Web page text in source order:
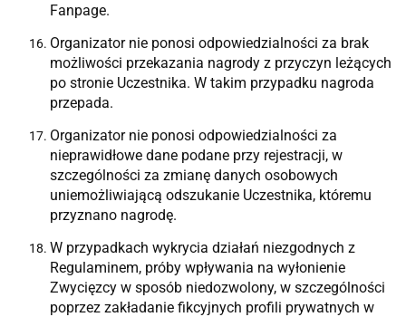
Fanpage.
Organizator nie ponosi odpowiedzialności za brak
możliwości przekazania nagrody z przyczyn leżących
po stronie Uczestnika. W takim przypadku nagroda
przepada.
Organizator nie ponosi odpowiedzialności za
nieprawidłowe dane podane przy rejestracji, w
szczególności za zmianę danych osobowych
uniemożliwiającą odszukanie Uczestnika, któremu
przyznano nagrodę.
W przypadkach wykrycia działań niezgodnych z
Regulaminem, próby wpływania na wyłonienie
Zwycięzcy w sposób niedozwolony, w szczególności
poprzez zakładanie fikcyjnych profili prywatnych w